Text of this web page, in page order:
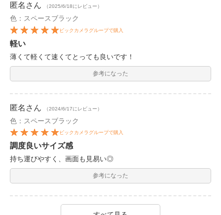
匿名 さん （2025/6/18にレビュー）
色：スペースブラック
ビックカメラグループで購入
軽い
薄くて軽くて速くてとっても良いです！
参考になった
匿名 さん （2024/6/17にレビュー）
色：スペースブラック
ビックカメラグループで購入
調度良いサイズ感
持ち運びやすく、画面も見易い◎
参考になった